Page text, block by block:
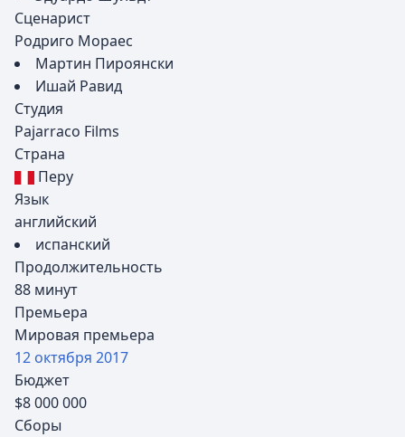
Сценарист
Родриго Мораес
Мартин Пироянски
Ишай Равид
Студия
Pajarraco Films
Страна
Перу
Язык
английский
испанский
Продолжительность
88 минут
Премьера
Мировая премьера
12 октября 2017
Бюджет
$8 000 000
Сборы